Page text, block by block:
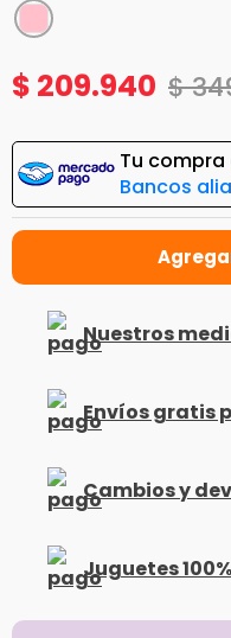
$ 209.940 $
Tu compra
Bancos
Nuestros
Envíos gratis
Cambios y
Juguetes